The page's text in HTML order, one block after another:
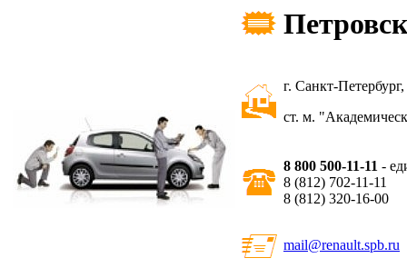
г. Санкт-
ст. м.
8 800 500-11-11 -
8 (812) 702-11-11
8 (812) 320-16-00
mail@renault.spb.ru